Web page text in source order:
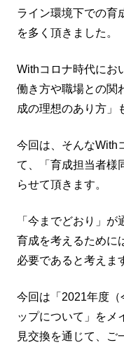
ライン環境下での育
を多く頂きました。
Withコロナ時代にお
働き方や職場との関
成の理想のあり方」
今回は、そんなWith
て、「育成担当者様
らせて頂きます。
「今までどおり」
育成を考えるために
必要であると考えま
今回は「2021年度
ップについて」をメ
見交換を通じて、ご